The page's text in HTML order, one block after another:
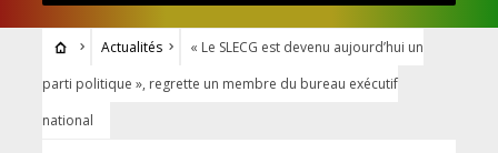
Actualités
« Le SLECG est devenu aujourd’hui un
parti politique », regrette un membre du bureau exécutif
national